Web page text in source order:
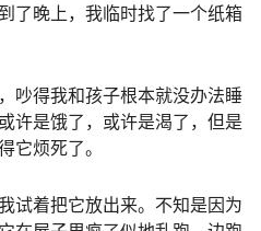
了晚上，我临时找了一个纸箱
吵得我和孩子根本就没办法睡
许是饿了，或许是渴了，但是
它烦死了。
试着把它放出来。不知是因为